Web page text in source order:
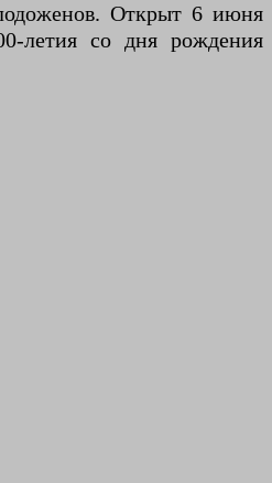
Открыт 6 июня
летия со дня рождения